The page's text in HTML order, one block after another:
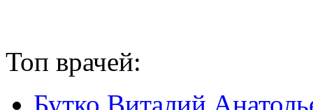
Топ врачей:
Бутко Виталий